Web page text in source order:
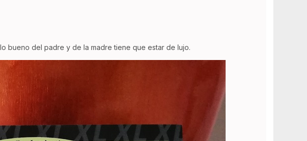
bueno del padre y de la madre tiene que estar de lujo.